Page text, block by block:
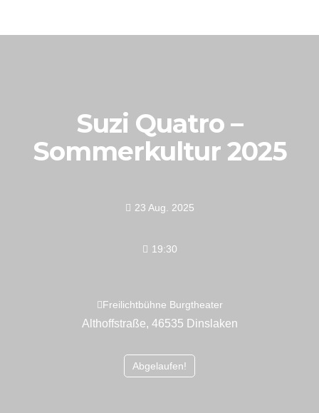
Suzi Quatro –
Sommerkultur 2025
23 Aug. 2025
Abgelaufen!
19:30
Freilichtbühne Burgtheater
Althoffstraße, 46535 Dinslaken